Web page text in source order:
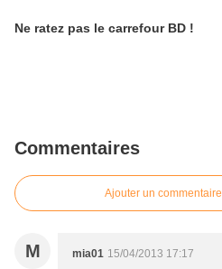
Ne ratez pas le carrefour BD !
Commentaires
Ajouter un commentaire
M mia01 15/04/2013 17:17